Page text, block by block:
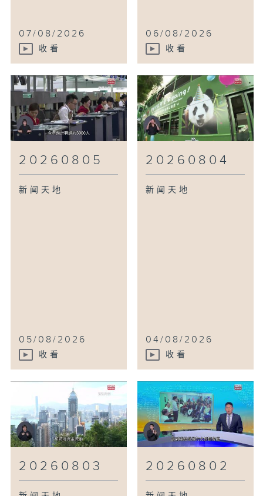
07/08/2026
收看
06/08/2026
收看
20260805
新闻天地
05/08/2026
收看
20260804
新闻天地
04/08/2026
收看
20260803 20260802